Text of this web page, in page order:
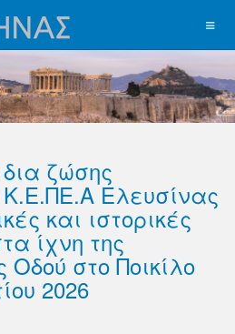
ζώσης
Κ.Ε.ΠΕ.Α Ελευσίνας
και ιστορικές
ίχνη της
στο Ποικίλο
2026